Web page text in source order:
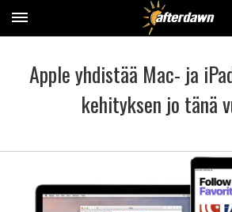
Apple yhdistää Mac- ja
kehityksen jo tänä